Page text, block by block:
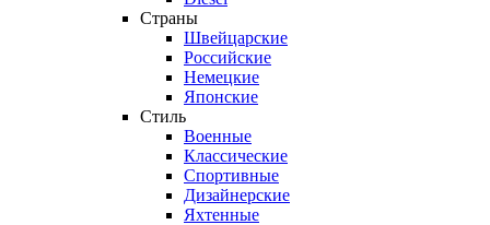
Страны
Швейцарские
Российские
Немецкие
Японские
Стиль
Военные
Классические
Спортивные
Дизайнерские
Яхтенные